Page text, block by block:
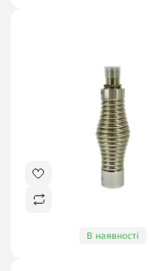
В наявності